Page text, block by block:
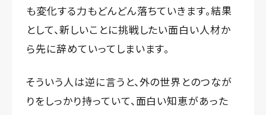
も変化する力もどんどん落ちていきます。結果
として、新しいことに挑戦したい面白い人材か
ら先に辞めていってしまいます。
そういう人は逆に言うと、外の世界とのつなが
りをしっかり持っていて、面白い知恵があった